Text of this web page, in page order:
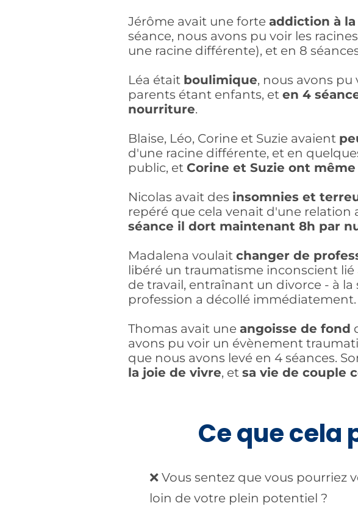
Jérôme avait une forte addiction à
séance, nous avons pu voir les
une racine différente), et en 8
Léa était boulimique, nous avons pu
parents étant enfants, et en 4
nourriture.
Blaise, Léo, Corine et Suzie avaient
d'une racine différente, et en
public, et Corine et Suzie ont
Nicolas avait des insomnies et
repéré que cela venait d'une
séance il dort maintenant 8h par
Madalena voulait changer de
libéré un traumatisme inconscient
de travail, entraînant un divorce - à
profession a décollé immédiatement.
Thomas avait une angoisse de fond
avons pu voir un évènement
que nous avons levé en 4 séances.
la joie de vivre, et sa vie de couple
Ce que cela
❌ Vous sentez que vous pourriez
loin de votre plein potentiel ?